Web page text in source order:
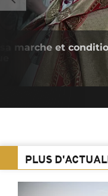
marche et
PLUS